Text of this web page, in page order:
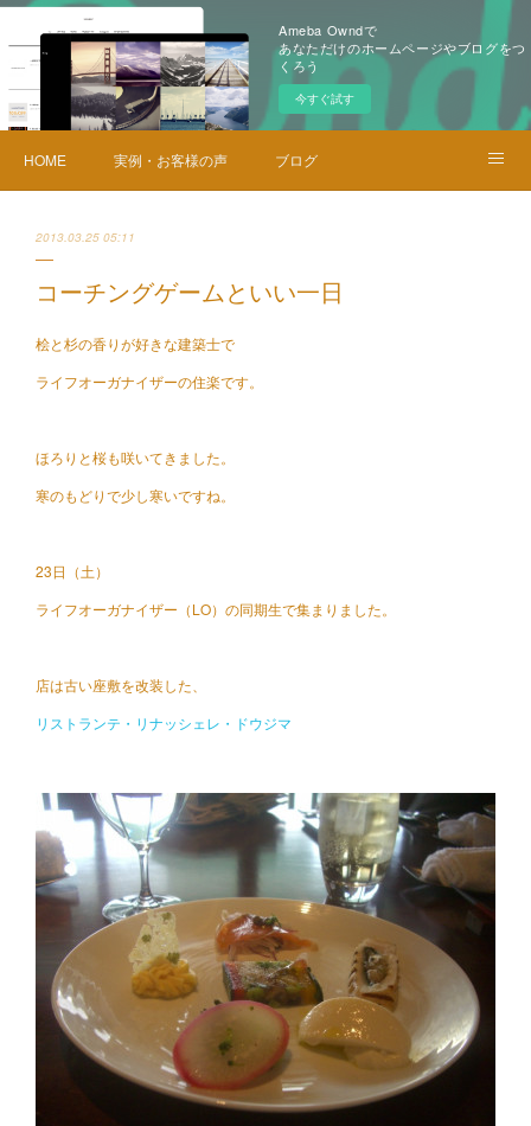
Ameba Owndで
あなただけのホームページやブログをつ
くろう
今すぐ試す
HOME 実例・お客様の声 ブログ
2013.03.25 05:11
コーチングゲームといい一日
桧と杉の香りが好きな建築士で
ライフオーガナイザーの住楽です。
ほろりと桜も咲いてきました。
寒のもどりで少し寒いですね。
23日（土）
ライフオーガナイザー（LO）の同期生で集まりました。
店は古い座敷を改装した、
リストランテ・リナッシェレ・ドウジマ